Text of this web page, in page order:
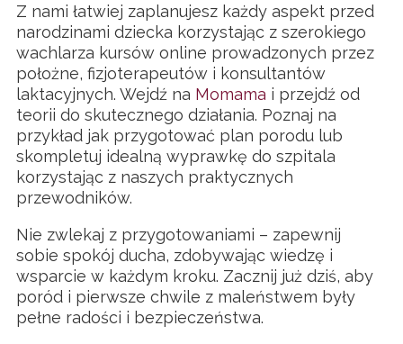
Z nami łatwiej zaplanujesz każdy aspekt przed
narodzinami dziecka korzystając z szerokiego
wachlarza kursów online prowadzonych przez
położne, fizjoterapeutów i konsultantów
laktacyjnych. Wejdź na Momama i przejdź od
teorii do skutecznego działania. Poznaj na
przykład jak przygotować plan porodu lub
skompletuj idealną wyprawkę do szpitala
korzystając z naszych praktycznych
przewodników.
Nie zwlekaj z przygotowaniami – zapewnij
sobie spokój ducha, zdobywając wiedzę i
wsparcie w każdym kroku. Zacznij już dziś, aby
poród i pierwsze chwile z maleństwem były
pełne radości i bezpieczeństwa.